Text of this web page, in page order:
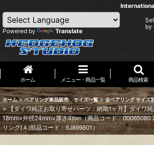
Powered by Translate
by
ホーム メニュー・商品一覧 商品検索
ホーム > ベアリング単品販売 サイズ一覧 > 全ベアリング サイズ
> 【ダイワ純正お取り寄せパーツ：納期1ヶ月】ダイワ
18mm×外径24mm×厚さ4mm（商品コード：00065080
リング(Ａ)部品コード：6J899801）